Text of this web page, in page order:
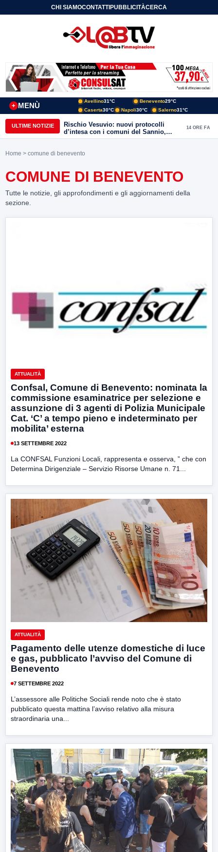
CHI SIAMOCONTATTIPUBBLICITÀCERCA
MENÙ
+
Avellino31°C Benevento29°C
Caserta30°C Napoli30°C Salerno31°C
ULTIME NOTIZIE
Rischio Vesuvio: nuovi protocolli
d’intesa con i comuni del Sannio,
firmato il protocollo con Arpaise
14 ORE FA
Home > comune di benevento
COMUNE DI BENEVENTO
Tutte le notizie, gli approfondimenti e gli aggiornamenti della
sezione.
ATTUALITÀ
Confsal, Comune di Benevento: nominata la
commissione esaminatrice per selezione e
assunzione di 3 agenti di Polizia Municipale
Cat. ‘C’ a tempo pieno e indeterminato per
mobilita’ esterna
13 SETTEMBRE 2022
La CONFSAL Funzioni Locali, rappresenta e osserva, ” che con
Determina Dirigenziale – Servizio Risorse Umane n. 71...
ATTUALITÀ
Pagamento delle utenze domestiche di luce
e gas, pubblicato l’avviso del Comune di
Benevento
7 SETTEMBRE 2022
L’assessore alle Politiche Sociali rende noto che è stato
pubblicato questa mattina l’avviso relativo alla misura
straordinaria una...